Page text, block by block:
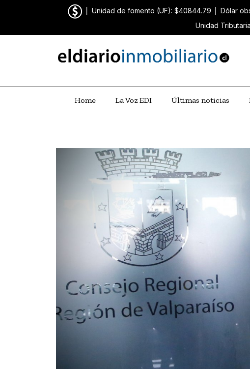
Unidad de fomento (UF): $40844.79 Dólar
Unidad
Home La Voz EDI Últimas noticias